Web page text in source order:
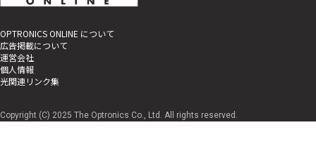
OPTRONICS ONLINE について
広告掲載について
運営会社
個人情報
光関連リンク集
Copyright (C) 2025 The Optronics Co., Ltd. All rights reserved.